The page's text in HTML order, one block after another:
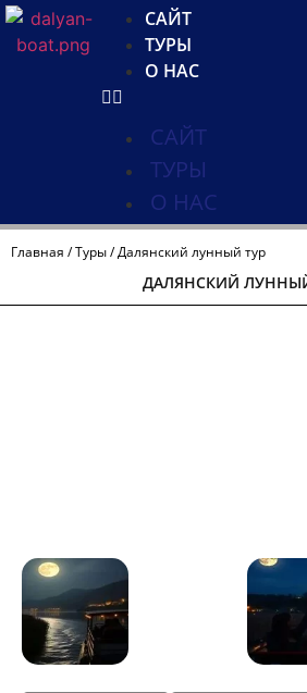
САЙТ
ТУРЫ
О НАС
САЙТ
ТУРЫ
О НАС
Главная /Туры/ Далянский лунный тур
ДАЛЯНСКИЙ